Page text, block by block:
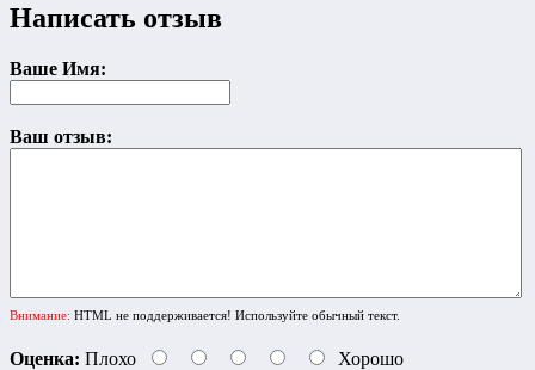
Написать отзыв
Ваше Имя:
Ваш отзыв:
Внимание: HTML не поддерживается! Используйте обычный текст.
Оценка: Плохо Хорошо